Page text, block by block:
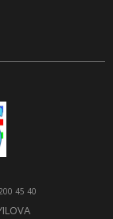
45 40